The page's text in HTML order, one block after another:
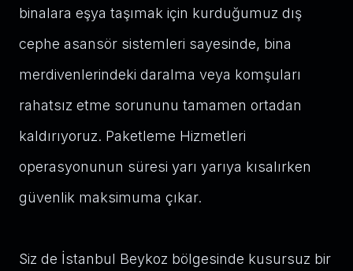
binalara eşya taşımak için kurduğumuz dış
cephe asansör sistemleri sayesinde, bina
merdivenlerindeki daralma veya komşuları
rahatsız etme sorununu tamamen ortadan
kaldırıyoruz. Paketleme Hizmetleri
operasyonunun süresi yarı yarıya kısalırken
güvenlik maksimuma çıkar.
Siz de İstanbul Beykoz bölgesinde kusursuz bir